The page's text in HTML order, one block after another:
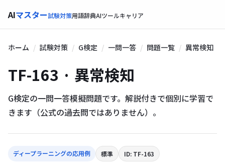
AIマスター試験対策用語辞典AIツールキャリア
ホーム 試験対策 G検定 一問一答 問題一覧 異常検知
TF-163 · 異常検知
G検定の一問一答模擬問題です。解説付きで個別に学習で
きます（公式の過去問ではありません）。
ディープラーニングの応用例 標準 ID: TF-163